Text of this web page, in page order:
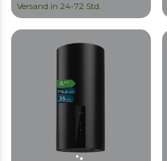
Steuerung, Ausführung in
lackiertem Schwarz und
schwarzer Glasfront, DC-
waschbare Filter und
Option mit enthaltenen
Kohlefiltern für den
Umluftbetrieb.
Versand in 24-72 Std.